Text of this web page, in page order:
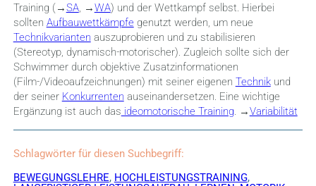
Training (→SA, →WA) und der Wettkampf selbst. Hierbei
sollten Aufbauwettkämpfe genutzt werden, um neue
Technikvarianten auszuprobieren und zu stabilisieren
(Stereotyp, dynamisch-motorischer). Zugleich sollte sich der
Schwimmer durch objektive Zusatzinformationen
(Film-/Videoaufzeichnungen) mit seiner eigenen Technikund
der seiner Konkurrenten auseinandersetzen. Eine wichtige
Ergänzung ist auch das ideomotorische Training . →Variabilität
Schlagwörter für diesen Suchbegriff:
BEWEGUNGSLEHRE, HOCHLEISTUNGSTRAINING,